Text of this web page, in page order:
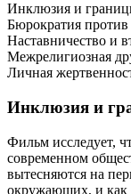
Инклюзия и
Бюрократия против
Наставничество и
Межрелигиозная
Личная
Инклюзия и
Фильм исследует,
современном
вытесняются на
окружающих, и как